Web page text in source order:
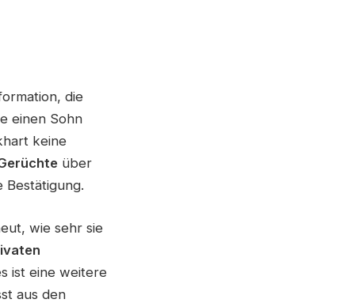
die
einen Sohn
keine
über
Bestätigung.
wie sehr sie
ist eine weitere
aus den